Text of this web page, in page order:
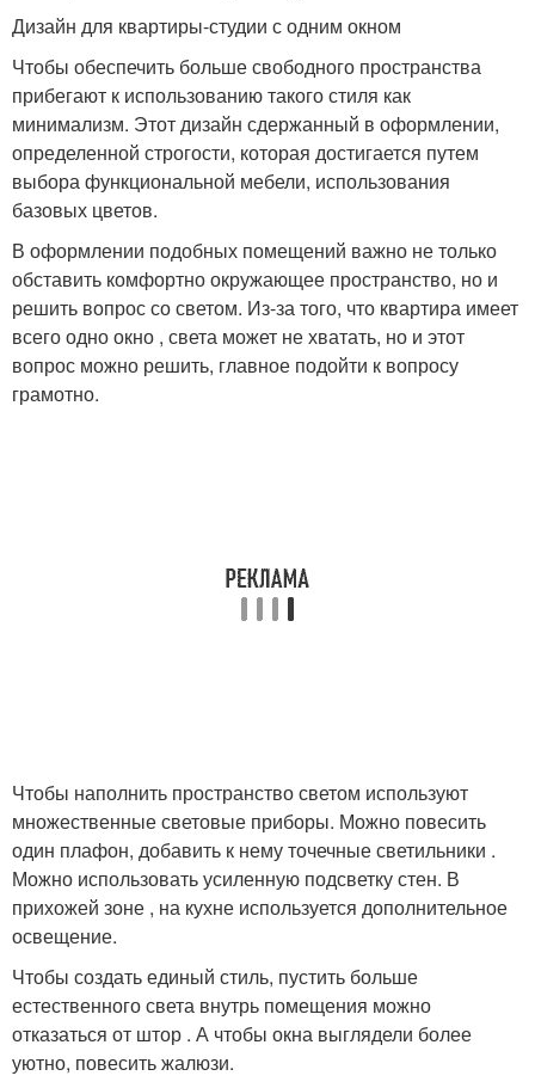
Дизайн для квартиры-студии с одним окном
Чтобы обеспечить больше свободного пространства
прибегают к использованию такого стиля как
минимализм. Этот дизайн сдержанный в оформлении,
определенной строгости, которая достигается путем
выбора функциональной мебели, использования
базовых цветов.
В оформлении подобных помещений важно не только
обставить комфортно окружающее пространство, но и
решить вопрос со светом. Из-за того, что квартира имеет
всего одно окно , света может не хватать, но и этот
вопрос можно решить, главное подойти к вопросу
грамотно.
Чтобы наполнить пространство светом используют
множественные световые приборы. Можно повесить
один плафон, добавить к нему точечные светильники .
Можно использовать усиленную подсветку стен. В
прихожей зоне , на кухне используется дополнительное
освещение.
Чтобы создать единый стиль, пустить больше
естественного света внутрь помещения можно
отказаться от штор . А чтобы окна выглядели более
уютно, повесить жалюзи.